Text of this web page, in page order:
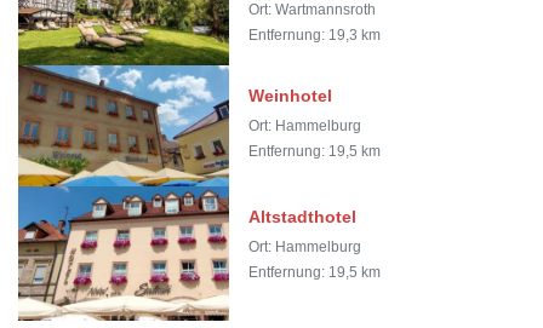
Ort: Wartmannsroth
Entfernung: 19,3 km
Weinhotel
Ort: Hammelburg
Entfernung: 19,5 km
Altstadthotel
Ort: Hammelburg
Entfernung: 19,5 km